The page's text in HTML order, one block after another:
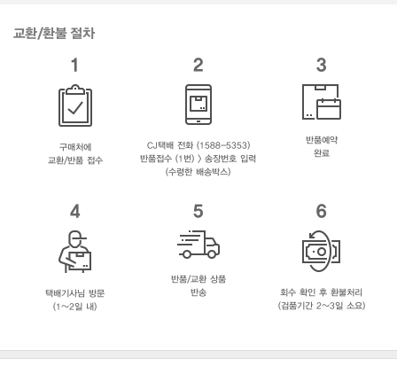
교환/환불 절차
1
구매처에
교환/반품 접수
2
CJ택배 전화 (1588-5353)
반품접수 (1번) > 송장번호 입력
(수령한 배송박스)
3
반품예약
완료
4
택배기사님 방문
(1~2일 내)
5
반품/교환 상품
반송
6
회수 확인 후 환불처리
(검품기간 2~3일 소요)